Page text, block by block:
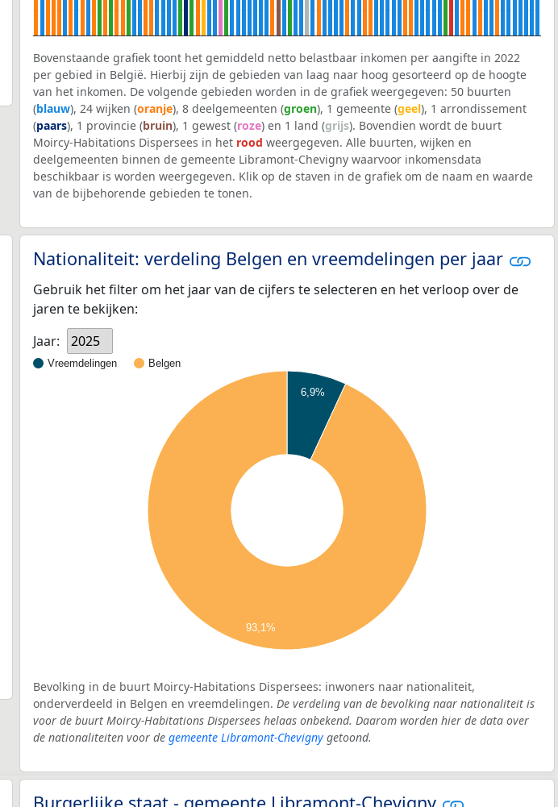
Bovenstaande grafiek toont het gemiddeld netto belastbaar inkomen per aangifte in 2022
per gebied in België. Hierbij zijn de gebieden van laag naar hoog gesorteerd op de hoogte
van het inkomen. De volgende gebieden worden in de grafiek weergegeven: 50 buurten
(blauw), 24 wijken (oranje), 8 deelgemeenten (groen), 1 gemeente (geel), 1 arrondissement
(paars), 1 provincie (bruin), 1 gewest (roze) en 1 land (grijs). Bovendien wordt de buurt
Moircy-Habitations Dispersees in het rood weergegeven. Alle buurten, wijken en
deelgemeenten binnen de gemeente Libramont-Chevigny waarvoor inkomensdata
beschikbaar is worden weergegeven. Klik op de staven in de grafiek om de naam en waarde
van de bijbehorende gebieden te tonen.
Nationaliteit: verdeling Belgen en vreemdelingen per jaar
Gebruik het filter om het jaar van de cijfers te selecteren en het verloop over de
jaren te bekijken:
Jaar:
2025
Vreemdelingen Belgen
6,9%
93,1%
Bevolking in de buurt Moircy-Habitations Dispersees: inwoners naar nationaliteit,
onderverdeeld in Belgen en vreemdelingen. De verdeling van de bevolking naar nationaliteit is
voor de buurt Moircy-Habitations Dispersees helaas onbekend. Daarom worden hier de data over
de nationaliteiten voor de gemeente Libramont-Chevigny getoond.
Burgerlijke staat - gemeente Libramont-Chevigny